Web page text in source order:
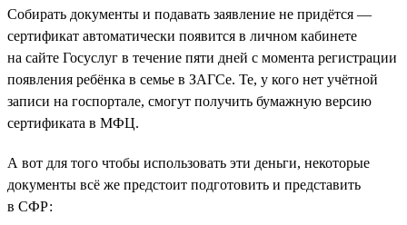
Собирать документы и подавать заявление не придётся —
сертификат автоматически появится в личном кабинете
на сайте Госуслуг в течение пяти дней с момента регистрации
появления ребёнка в семье в ЗАГСе. Те, у кого нет учётной
записи на госпортале, смогут получить бумажную версию
сертификата в МФЦ.
А вот для того чтобы использовать эти деньги, некоторые
документы всё же предстоит подготовить и представить
в СФР: